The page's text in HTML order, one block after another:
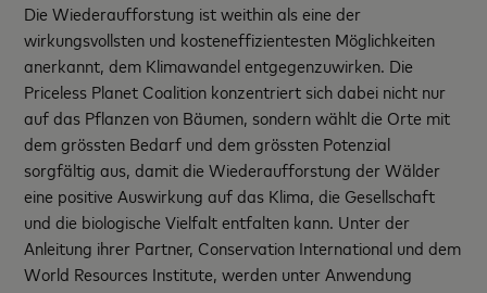
Die Wiederaufforstung ist weithin als eine der
wirkungsvollsten und kosteneffizientesten Möglichkeiten
anerkannt, dem Klimawandel entgegenzuwirken. Die
Priceless Planet Coalition konzentriert sich dabei nicht nur
auf das Pflanzen von Bäumen, sondern wählt die Orte mit
dem grössten Bedarf und dem grössten Potenzial
sorgfältig aus, damit die Wiederaufforstung der Wälder
eine positive Auswirkung auf das Klima, die Gesellschaft
und die biologische Vielfalt entfalten kann. Unter der
Anleitung ihrer Partner, Conservation International und dem
World Resources Institute, werden unter Anwendung